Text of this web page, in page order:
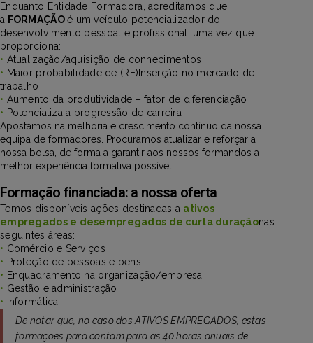
Enquanto Entidade Formadora, acreditamos que
a FORMAÇÃOé um veículo potencializador do
desenvolvimento pessoal e profissional, uma vez que
proporciona:
• Atualização/aquisição de conhecimentos
• Maior probabilidade de (RE)Inserção no mercado de
trabalho
• Aumento da produtividade – fator de diferenciação
• Potencializa a progressão de carreira
Apostamos na melhoria e crescimento contínuo da nossa
equipa de formadores. Procuramos atualizar e reforçar a
nossa bolsa, de forma a garantir aos nossos formandos a
melhor experiência formativa possível!
Formação financiada: a nossa oferta
Temos disponíveis ações destinadas a ativos
empregados e desempregados de curta duraçãonas
seguintes áreas:
• Comércio e Serviços
• Proteção de pessoas e bens
• Enquadramento na organização/empresa
• Gestão e administração
•
Informática
De notar que, no caso dos ATIVOS EMPREGADOS, estas
formações para contam para as 40 horas anuais de